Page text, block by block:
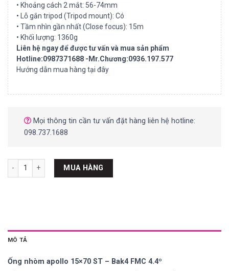
• Khoảng cách 2 mắt: 56-74mm
• Lỗ gắn tripod (Tripod mount): Có
• Tầm nhìn gần nhất (Close focus): 15m
• Khối lượng: 1360g
Liên hệ ngay để được tư vấn và mua sản phẩm
Hotline:0987371688 -Mr.Chương:0936.197.577
Hướng dẫn mua hàng tại đây
Mọi thông tin cần tư vấn đặt hàng liên hệ hotline:
098.737.1688
Ống nhòm APOLLO 15x70 ST số lượng
MUA HÀNG
MÔ TẢ
Ống nhòm apollo 15×70 ST – Bak4 FMC 4.4º